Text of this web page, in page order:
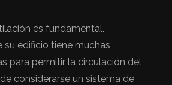
es fundamental.
su edificio tiene muchas
para permitir la circulación del
considerarse un sistema de